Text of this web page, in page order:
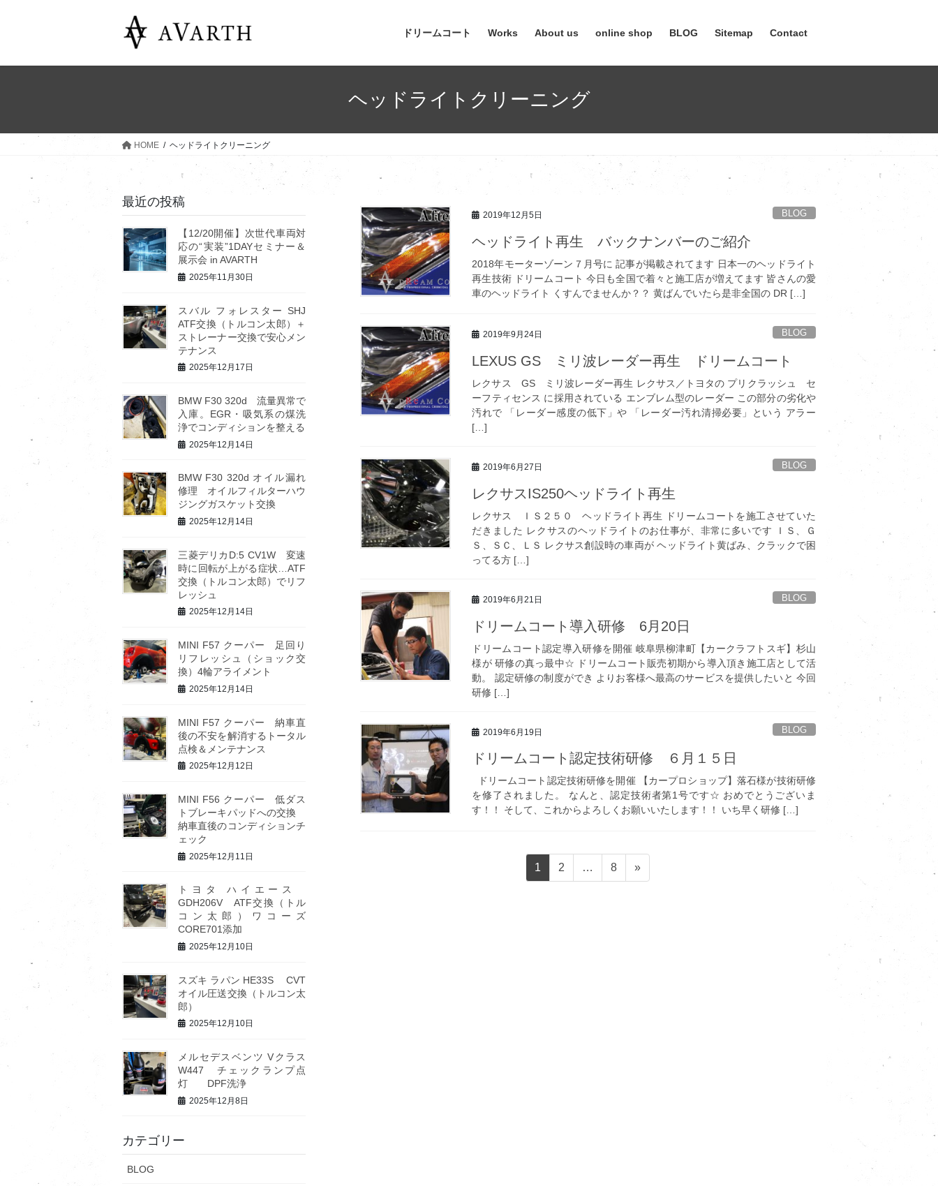
ドリームコート Works About us online shop BLOG Sitemap Contact
ヘッドライトクリーニング
HOME ヘッドライトクリーニング
2019年12月5日 BLOG
ヘッドライト再生 バックナンバーのご紹介
2018年モーターゾーン７月号に 記事が掲載されてます 日本一のヘッドライト
再生技術 ドリームコート 今日も全国で着々と施工店が増えてます 皆さんの愛
車のヘッドライト くすんでませんか？？ 黄ばんでいたら是非全国の DR […]
2019年9月24日 BLOG
LEXUS GS ミリ波レーダー再生 ドリームコート
レクサス GS ミリ波レーダー再生 レクサス／トヨタの プリクラッシュ セ
ーフティセンス に採用されている エンブレム型のレーダー この部分の劣化や
汚れで 「レーダー感度の低下」や 「レーダー汚れ清掃必要」という アラー
[…]
2019年6月27日 BLOG
レクサスIS250ヘッドライト再生
レクサス ＩＳ２５０ ヘッドライト再生 ドリームコートを施工させていた
だきました レクサスのヘッドライトのお仕事が、非常に多いです ＩＳ、Ｇ
Ｓ、ＳＣ、ＬＳ レクサス創設時の車両が ヘッドライト黄ばみ、クラックで困
ってる方 […]
2019年6月21日 BLOG
ドリームコート導入研修 6月20日
ドリームコート認定導入研修を開催 岐阜県柳津町【カークラフトスギ】杉山
様が 研修の真っ最中☆ ドリームコート販売初期から導入頂き施工店として活
動。 認定研修の制度ができ よりお客様へ最高のサービスを提供したいと 今回
研修 […]
2019年6月19日 BLOG
ドリームコート認定技術研修 ６月１５日
ドリームコート認定技術研修を開催 【カープロショップ】落石様が技術研修
を修了されました。 なんと、認定技術者第1号です☆ おめでとうございま
す！！ そして、これからよろしくお願いいたします！！ いち早く研修 […]
固
定
1
固
定
2 …
固
定
8 »
最近の投稿
【12/20開催】次世代車両対
応の“実装”1DAYセミナー＆
展示会 in AVARTH
2025年11月30日
スバル フォレスター SHJ
ATF交換（トルコン太郎）＋
ストレーナー交換で安心メン
テナンス
2025年12月17日
BMW F30 320d 流量異常で
入庫。EGR・吸気系の煤洗
浄でコンディションを整える
2025年12月14日
BMW F30 320d オイル漏れ
修理 オイルフィルターハウ
ジングガスケット交換
2025年12月14日
三菱デリカD:5 CV1W 変速
時に回転が上がる症状…ATF
交換（トルコン太郎）でリフ
レッシュ
2025年12月14日
MINI F57 クーパー 足回り
リフレッシュ（ショック交
換）4輪アライメント
2025年12月14日
MINI F57 クーパー 納車直
後の不安を解消するトータル
点検＆メンテナンス
2025年12月12日
MINI F56 クーパー 低ダス
トブレーキパッドへの交換
納車直後のコンディションチ
ェック
2025年12月11日
トヨタ ハイエース
GDH206V ATF交換（トル
コン太郎）ワコーズ
CORE701添加
2025年12月10日
スズキ ラパン HE33S CVT
オイル圧送交換（トルコン太
郎）
2025年12月10日
メルセデスベンツ Vクラス
W447 チェックランプ点
灯 DPF洗浄
2025年12月8日
カテゴリー
BLOG